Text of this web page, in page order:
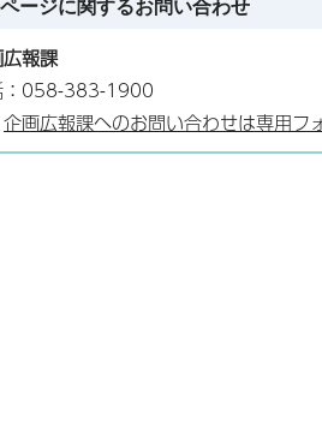
ージに関するお問い合わせ
報課
：058-383-1900
企画広報課へのお問い合わせは専用フ